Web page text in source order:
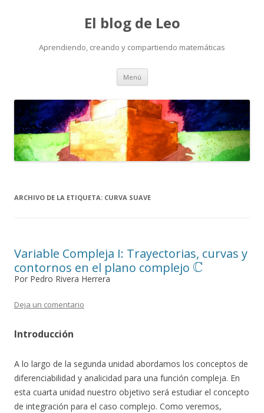
El blog de Leo
Aprendiendo, creando y compartiendo matemáticas
Menú Saltar
contenido
ARCHIVO DE LA ETIQUETA: CURVA SUAVE
Variable Compleja I: Trayectorias, curvas y
contornos en el plano complejo
C
Por Pedro Rivera Herrera
Deja un comentario
Introducción
A lo largo de la segunda unidad abordamos los conceptos de
diferenciabilidad y analicidad para una función compleja. En
esta cuarta unidad nuestro objetivo será estudiar el concepto
de integración para el caso complejo. Como veremos,